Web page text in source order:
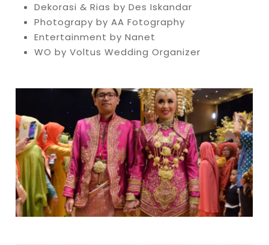
Dekorasi & Rias by Des Iskandar
Photograpy by AA Fotography
Entertainment by Nanet
WO by Voltus Wedding Organizer